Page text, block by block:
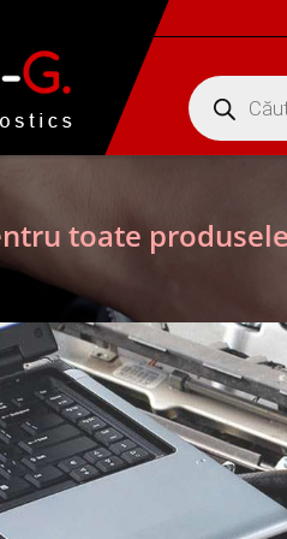
Products
search
toate